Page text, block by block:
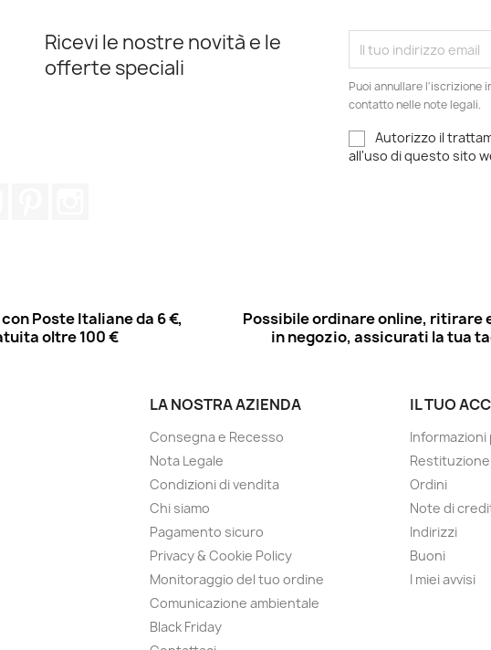
Ricevi le nostre novità e le
offerte speciali
Puoi annullare l'iscrizione
contatto nelle note legali.
Autorizzo il
all'uso di questo sito
Poste Italiane da 6 €,
oltre 100 €
Possibile ordinare online, ritirare
in negozio, assicurati la tua
LA NOSTRA AZIENDA
Consegna e Recesso
Nota Legale
Condizioni di vendita
Chi siamo
Pagamento sicuro
Privacy & Cookie Policy
Monitoraggio del tuo ordine
Comunicazione ambientale
Black Friday
IL TUO
Informazioni
Ordini
Note di
Indirizzi
Buoni
I miei avvisi